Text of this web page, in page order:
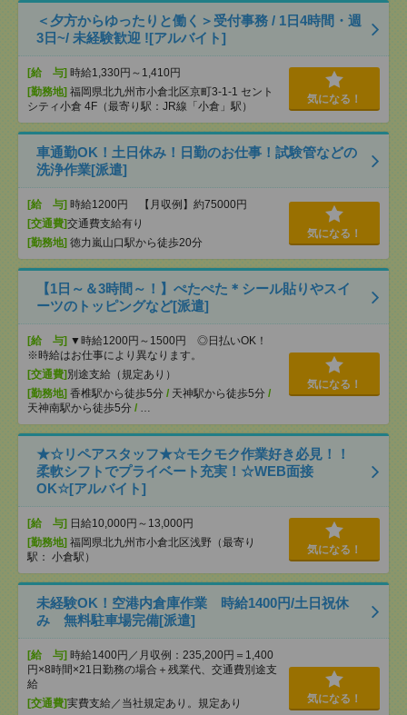
＜夕方からゆったりと働く＞受付事務 / 1日4時間・週
3日~/ 未経験歓迎 ![アルバイト]
[給 与] 時給1,330円～1,410円
[勤務地] 福岡県北九州市小倉北区京町3-1-1 セント
シティ小倉 4F（最寄り駅：JR線「小倉」駅）
気になる！
車通勤OK！土日休み！日勤のお仕事！試験管などの
洗浄作業[派遣]
[給 与] 時給1200円 【月収例】約75000円
[交通費]交通費支給有り
[勤務地] 徳力嵐山口駅から徒歩20分
気になる！
【1日～＆3時間～！】ぺたぺた＊シール貼りやスイ
ーツのトッピングなど[派遣]
[給 与] ▼時給1200円～1500円 ◎日払いOK！
※時給はお仕事により異なります。
[交通費] 別途支給（規定あり）
[勤務地] 香椎駅から徒歩5分 / 天神駅から徒歩5分 /
天神南駅から徒歩5分 / …
気になる！
★☆リペアスタッフ★☆モクモク作業好き必見！！
柔軟シフトでプライベート充実！☆WEB面接
OK☆[アルバイト]
[給 与] 日給10,000円～13,000円
[勤務地] 福岡県北九州市小倉北区浅野（最寄り
駅： 小倉駅）
気になる！
未経験OK！空港内倉庫作業 時給1400円/土日祝休
み 無料駐車場完備[派遣]
[給 与] 時給1400円／月収例：235,200円＝1,400
円×8時間×21日勤務の場合＋残業代、交通費別途支
給
[交通費]実費支給／当社規定あり。規定あり
気になる！